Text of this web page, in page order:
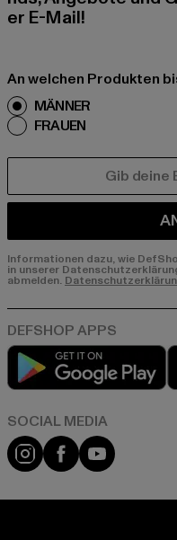
er E-Mail!
An welchen Produkten
MÄNNER
FRAUEN
Informationen dazu, wie
in unserer
abmelden.
Instagram
FacebookYouTube